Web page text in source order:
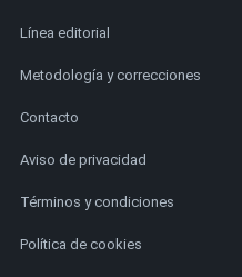
Línea editorial
Metodología y correcciones
Contacto
Aviso de privacidad
Términos y condiciones
Política de cookies